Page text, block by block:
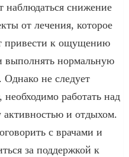
снижение
от лечения, которое
привести к ощущению
выполнять нормальную
Однако не следует
необходимо работать над
и отдыхом.
с врачами и
за поддержкой к